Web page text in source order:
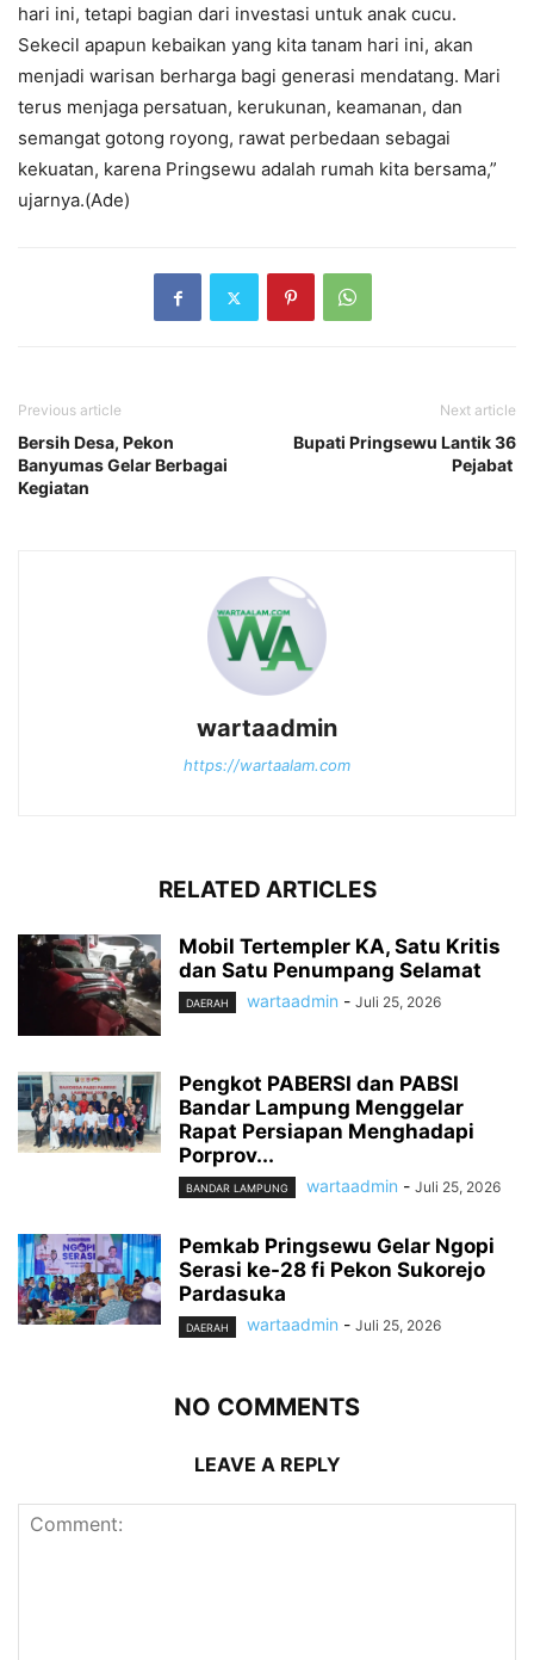
hari ini, tetapi bagian dari investasi untuk anak cucu.
Sekecil apapun kebaikan yang kita tanam hari ini, akan
menjadi warisan berharga bagi generasi mendatang. Mari
terus menjaga persatuan, kerukunan, keamanan, dan
semangat gotong royong, rawat perbedaan sebagai
kekuatan, karena Pringsewu adalah rumah kita bersama,”
ujarnya.(Ade)
Previous article
Bersih Desa, Pekon
Banyumas Gelar Berbagai
Kegiatan
Next article
Bupati Pringsewu Lantik 36
Pejabat
wartaadmin
https://wartaalam.com
RELATED ARTICLES
Mobil Tertempler KA, Satu Kritis
dan Satu Penumpang Selamat
DAERAH wartaadmin - Juli 25, 2026
Pengkot PABERSI dan PABSI
Bandar Lampung Menggelar
Rapat Persiapan Menghadapi
Porprov...
BANDAR LAMPUNG wartaadmin - Juli 25, 2026
Pemkab Pringsewu Gelar Ngopi
Serasi ke-28 fi Pekon Sukorejo
Pardasuka
DAERAH wartaadmin - Juli 25, 2026
NO COMMENTS
LEAVE A REPLY